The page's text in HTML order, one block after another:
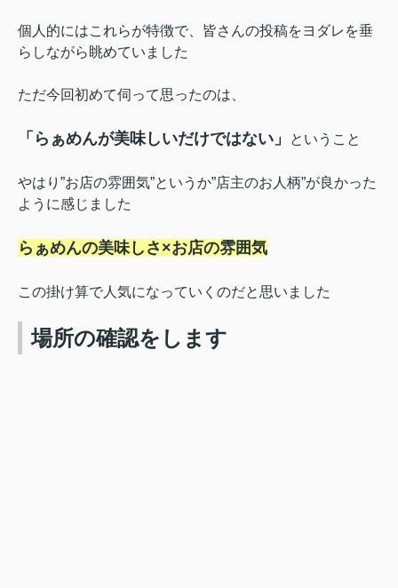
個人的にはこれらが特徴で、 皆さんの投稿をヨダレを垂
らしながら眺めていました
ただ今回初めて伺って思ったのは、
「らぁめんが美味しいだけではない」 ということ
やはり”お店の雰囲気”というか”店主のお人柄”が良かった
ように感じました
らぁめんの美味しさ×お店の雰囲気
この掛け算で人気になっていくのだと思いました
場所の確認をします